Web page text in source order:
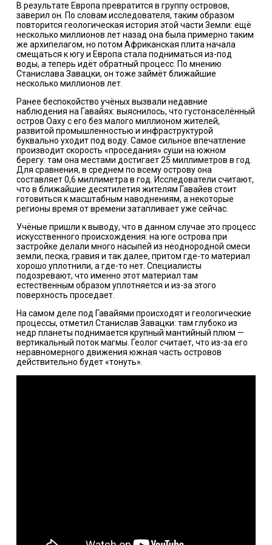
В результате Европа превратится в группу островов,
заверил он. По словам исследователя, таким образом
повторится геологическая история этой части Земли: ещё
несколько миллионов лет назад она была примерно таким
же архипелагом, но потом Африканская плита начала
смещаться к югу и Европа стала подниматься из-под
воды, а теперь идёт обратный процесс. По мнению
Станислава Завацки, он тоже займёт ближайшие
несколько миллионов лет.
Ранее беспокойство учёных вызвали недавние
наблюдения на Гавайях: выяснилось, что густонаселённый
остров Оаху с его без малого миллионом жителей,
развитой промышленностью и инфраструктурой
буквально уходит под воду. Самое сильное впечатление
производит скорость «проседания» суши на южном
берегу: там она местами достигает 25 миллиметров в год.
Для сравнения, в среднем по всему острову она
составляет 0,6 миллиметра в год. Исследователи считают,
что в ближайшие десятилетия жителям Гавайев стоит
готовиться к масштабным наводнениям, а некоторые
регионы время от времени затапливает уже сейчас.
Учёные пришли к выводу, что в данном случае это процесс
искусственного происхождения: на юге острова при
застройке делали много насыпей из неоднородной смеси
земли, песка, гравия и так далее, притом где-то материал
хорошо уплотнили, а где-то нет. Специалисты
подозревают, что именно этот материал там
естественным образом уплотняется и из-за этого
поверхность проседает.
На самом деле под Гавайями происходят и геологические
процессы, отметил Станислав Завацки: там глубоко из
недр планеты поднимается крупный мантийный плюм —
вертикальный поток магмы. Геолог считает, что из-за его
неравномерного движения южная часть островов
действительно будет «тонуть».